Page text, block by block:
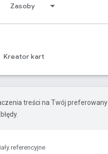
Zasoby
Kreator kart
treści na Twój preferowany
referencyjne